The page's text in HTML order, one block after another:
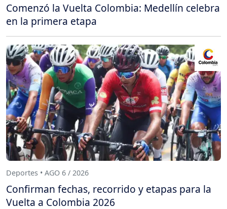
Comenzó la Vuelta Colombia: Medellín celebra
en la primera etapa
Deportes • AGO 6 / 2026
Confirman fechas, recorrido y etapas para la
Vuelta a Colombia 2026